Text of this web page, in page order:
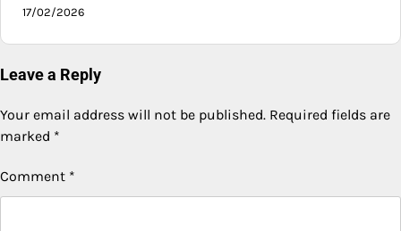
17/02/2026
Leave a Reply
Your email address will not be published. Required fields are
marked *
Comment *